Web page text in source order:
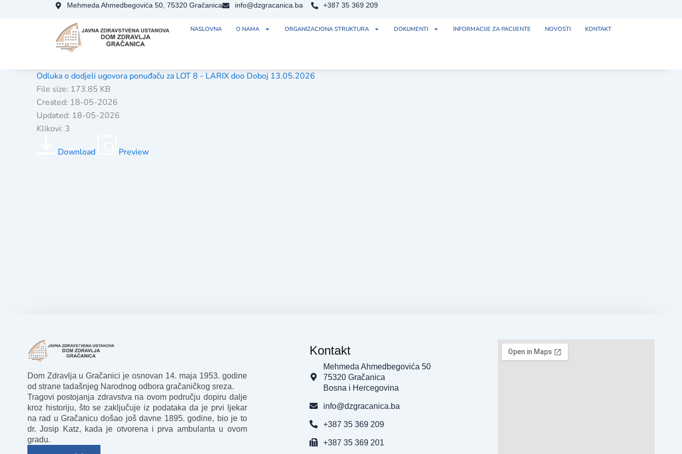
Mehmeda Ahmedbegovića 50, 75320 Gračanica info@dzgracanica.ba +387 35 369 209
NASLOVNA O NAMA ORGANIZACIONA STRUKTURA DOKUMENTI INFORMACIJE ZA PACIJENTE NOVOSTI KONTAKT
Odluka o dodjeli ugovora ponuđaču za LOT 8 - LARIX doo Doboj 13.05.2026
File size: 173.85 KB
Created: 18-05-2026
Updated: 18-05-2026
Klikovi: 3
Download Preview
Dom Zdravlja u Gračanici je osnovan 14. maja 1953. godine
od strane tadašnjeg Narodnog odbora gračaničkog sreza.
Tragovi postojanja zdravstva na ovom području dopiru dalje
kroz historiju, što se zaključuje iz podataka da je prvi ljekar
na rad u Gračanicu došao još davne 1895. godine, bio je to
dr. Josip Katz, kada je otvorena i prva ambulanta u ovom
gradu.
Kontakt
Mehmeda Ahmedbegovića 50
75320 Gračanica
Bosna i Hercegovina
info@dzgracanica.ba
+387 35 369 209
+387 35 369 201